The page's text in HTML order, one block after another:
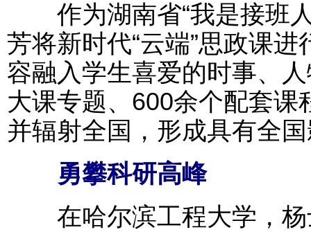
作为湖南省“我是接班人
芳将新时代“云端”思政课
容融入学生喜爱的时事、
大课专题、600余个配套
并辐射全国，形成具有全
勇攀科研高峰
在哈尔滨工程大学，杨